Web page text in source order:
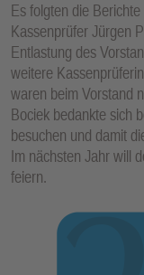
Es folgten die
Kassenprüfer Jürgen
Entlastung des
weitere
waren beim Vorstand
Bociek bedankte sich
besuchen und damit
Im nächsten Jahr will
feiern.